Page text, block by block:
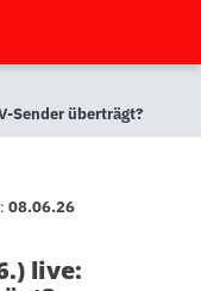
Sender überträgt?
08.06.26
live: